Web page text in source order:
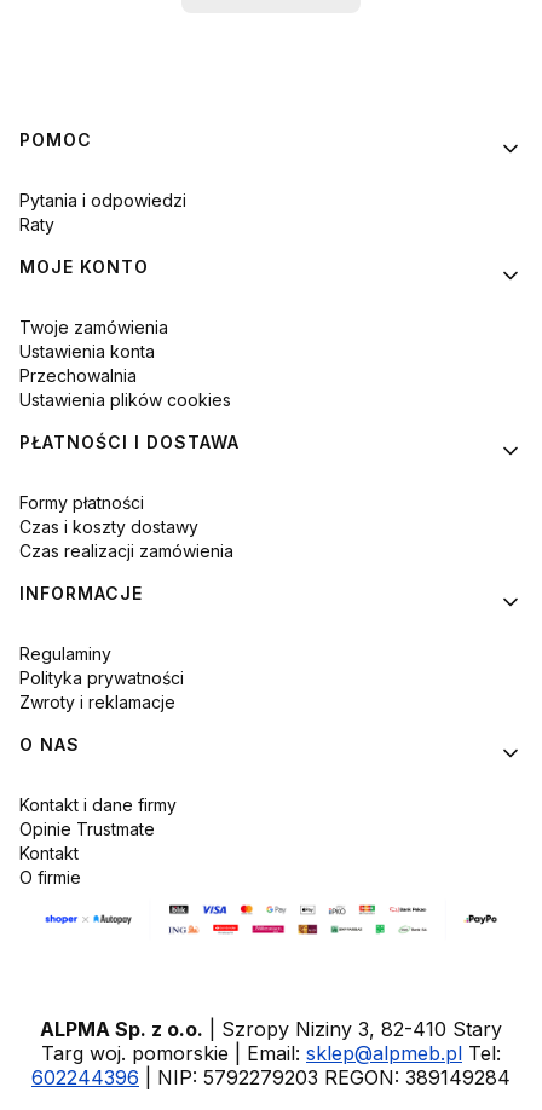
Linki w stopce
POMOC
Pytania i odpowiedzi
Raty
MOJE KONTO
Twoje zamówienia
Ustawienia konta
Przechowalnia
Ustawienia plików cookies
PŁATNOŚCI I DOSTAWA
Formy płatności
Czas i koszty dostawy
Czas realizacji zamówienia
INFORMACJE
Regulaminy
Polityka prywatności
Zwroty i reklamacje
O NAS
Kontakt i dane firmy
Opinie Trustmate
Kontakt
O firmie
ALPMA Sp. z o.o. | Szropy Niziny 3, 82-410 Stary
Targ woj. pomorskie | Email: sklep@alpmeb.pl Tel:
602244396 | NIP: 5792279203 REGON: 389149284